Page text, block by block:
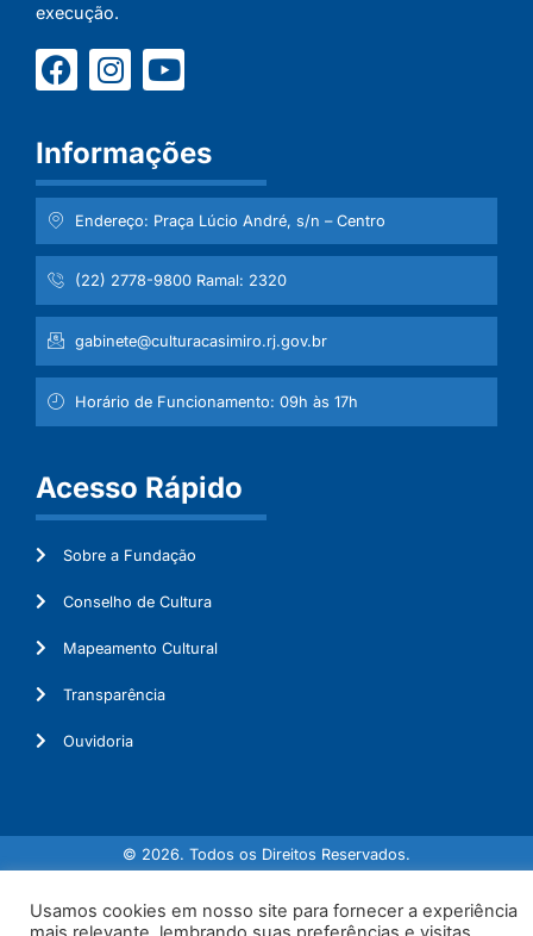
execução.
Informações
Endereço: Praça Lúcio André, s/n – Centro
(22) 2778-9800 Ramal: 2320
gabinete@culturacasimiro.rj.gov.br
Horário de Funcionamento: 09h às 17h
Acesso Rápido
Sobre a Fundação
Conselho de Cultura
Mapeamento Cultural
Transparência
Ouvidoria
© 2026. Todos os Direitos Reservados.
Usamos cookies em nosso site para fornecer a experiência